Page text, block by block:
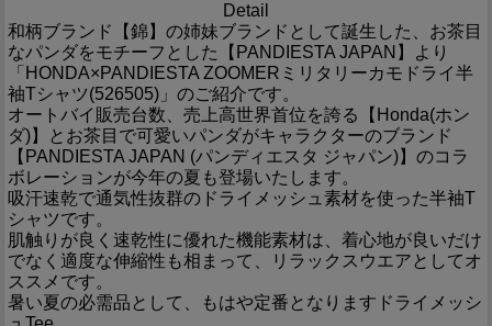
Detail
和柄ブランド【錦】の姉妹ブランドとして誕生した、お茶目
なパンダをモチーフとした【PANDIESTA JAPAN】より
「HONDA×PANDIESTA ZOOMERミリタリーカモドライ半
袖Tシャツ(526505)」のご紹介です。
オートバイ販売台数、売上高世界首位を誇る【Honda(ホン
ダ)】とお茶目で可愛いパンダがキャラクターのブランド
【PANDIESTA JAPAN (パンディエスタ ジャパン)】のコラ
ボレーションが今年の夏も登場いたします。
吸汗速乾で通気性抜群のドライメッシュ素材を使った半袖T
シャツです。
肌触りが良く速乾性に優れた機能素材は、着心地が良いだけ
でなく適度な伸縮性も相まって、リラックスウエアとしてオ
ススメです。
暑い夏の必需品として、もはや定番となりますドライメッシ